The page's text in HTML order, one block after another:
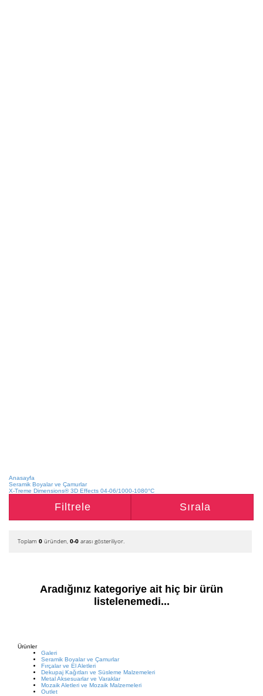
Anasayfa
Seramik Boyalar ve Çamurlar
X-Treme Dimensions® 3D Effects 04-06/1000-1080°C
Filtrele Sırala
Toplam 0 üründen, 0-0 arası gösteriliyor.
Aradığınız kategoriye ait hiç bir ürün
listelenemedi...
Ürünler
Galeri
Seramik Boyalar ve Çamurlar
Fırçalar ve El Aletleri
Dekupaj Kağıtları ve Süsleme Malzemeleri
Metal Aksesuarlar ve Varaklar
Mozaik Aletleri ve Mozaik Malzemeleri
Outlet